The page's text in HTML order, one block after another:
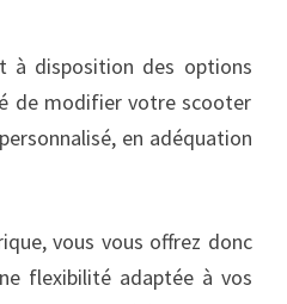
à disposition des options
de modifier votre scooter
en adéquation
vous vous offrez donc
flexibilité adaptée à vos